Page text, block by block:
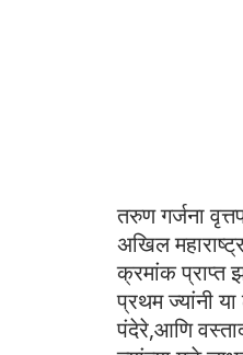
तरुण गर्जना
अखिल
क्रमांक प्राप्त
प्रथम ज्यांनी
पंदेरे,आणि